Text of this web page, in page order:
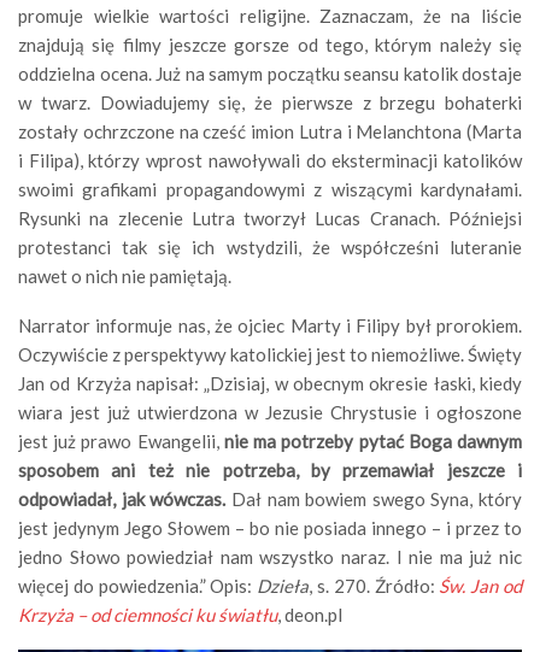
promuje wielkie wartości religijne. Zaznaczam, że na liście
znajdują się filmy jeszcze gorsze od tego, którym należy się
oddzielna ocena. Już na samym początku seansu katolik dostaje
w twarz. Dowiadujemy się, że pierwsze z brzegu bohaterki
zostały ochrzczone na cześć imion Lutra i Melanchtona (Marta
i Filipa), którzy wprost nawoływali do eksterminacji katolików
swoimi grafikami propagandowymi z wiszącymi kardynałami.
Rysunki na zlecenie Lutra tworzył Lucas Cranach. Późniejsi
protestanci tak się ich wstydzili, że współcześni luteranie
nawet o nich nie pamiętają.
Narrator informuje nas, że ojciec Marty i Filipy był prorokiem.
Oczywiście z perspektywy katolickiej jest to niemożliwe. Święty
Jan od Krzyża napisał: „Dzisiaj, w obecnym okresie łaski, kiedy
wiara jest już utwierdzona w Jezusie Chrystusie i ogłoszone
jest już prawo Ewangelii, nie ma potrzeby pytać Boga dawnym
sposobem ani też nie potrzeba, by przemawiał jeszcze i
odpowiadał, jak wówczas. Dał nam bowiem swego Syna, który
jest jedynym Jego Słowem – bo nie posiada innego – i przez to
jedno Słowo powiedział nam wszystko naraz. I nie ma już nic
więcej do powiedzenia.” Opis: Dzieła, s. 270. Źródło: Św. Jan od
Krzyża – od ciemności ku światłu, deon.pl